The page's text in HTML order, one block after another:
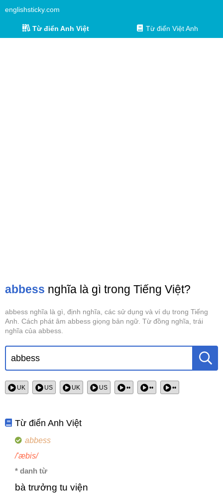
englishsticky.com
Từ điển Anh Việt Từ điển Việt Anh
abbess nghĩa là gì trong Tiếng Việt?
abbess nghĩa là gì, định nghĩa, các sử dụng và ví dụ trong Tiếng
Anh. Cách phát âm abbess giọng bản ngữ. Từ đồng nghĩa, trái
nghĩa của abbess.
UK US UK US •• •• ••
Từ điển Anh Việt
abbess
/'æbis/
* danh từ
bà trưởng tu viện